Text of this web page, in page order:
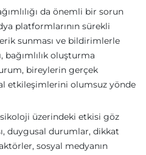
da önemli bir sorun
platformlarının sürekli
sunması ve bildirimlerle
bağımlılık oluşturma
bireylerin gerçek
etkileşimlerini olumsuz yönde
üzerindeki etkisi göz
duygusal durumlar, dikkat
sosyal medyanın